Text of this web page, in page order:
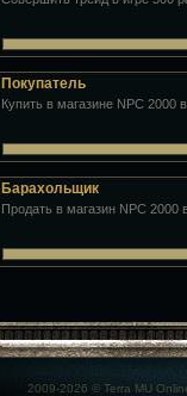
Покупатель
Купить в магазине NPC 2000
Барахольщик
Продать в магазин NPC 2000
2009-2026 © Terra MU